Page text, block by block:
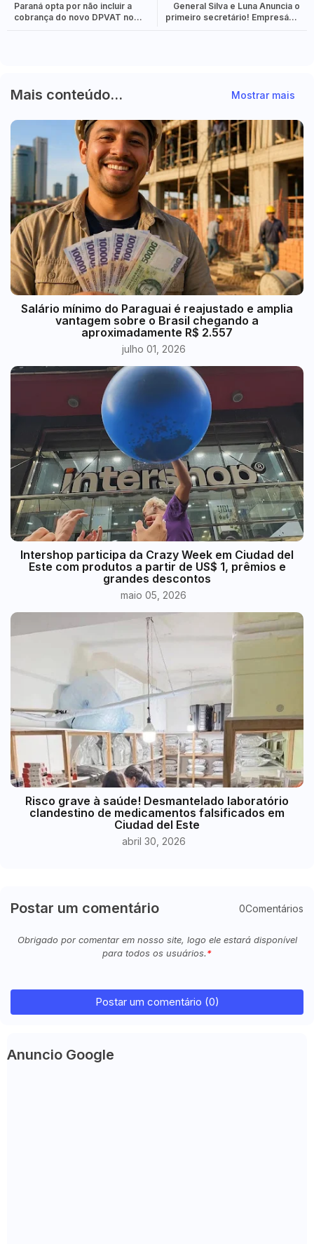
General Silva e Luna Anuncia o
primeiro secretário! Empresário
Paraná opta por não incluir a
cobrança do novo DPVAT no
Mais conteúdo... Mostrar mais
​Salário mínimo do Paraguai é reajustado e amplia
vantagem sobre o Brasil chegando a
aproximadamente R$ 2.557
julho 01, 2026
Intershop participa da Crazy Week em Ciudad del
Este com produtos a partir de US$ 1, prêmios e
grandes descontos
maio 05, 2026
Risco grave à saúde! Desmantelado laboratório
clandestino de medicamentos falsificados em
Ciudad del Este
abril 30, 2026
Postar um comentário 0Comentários
Obrigado por comentar em nosso site, logo ele estará disponível
para todos os usuários.
Postar um comentário (0)
Anuncio Google